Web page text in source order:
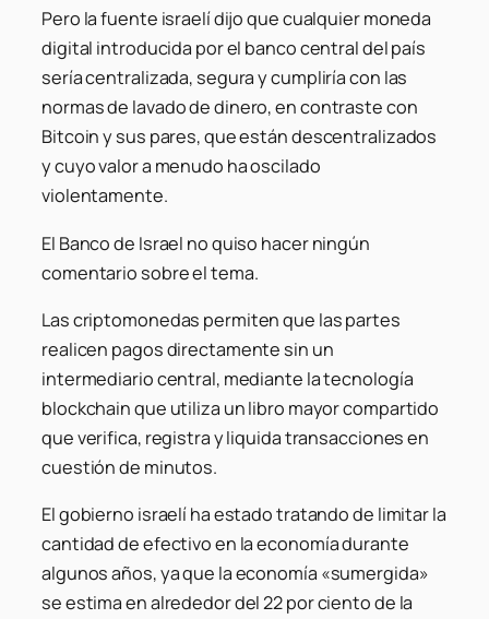
Pero la fuente israelí dijo que cualquier moneda
digital introducida por el banco central del país
sería centralizada, segura y cumpliría con las
normas de lavado de dinero, en contraste con
Bitcoin y sus pares, que están descentralizados
y cuyo valor a menudo ha oscilado
violentamente.
El Banco de Israel no quiso hacer ningún
comentario sobre el tema.
Las criptomonedas permiten que las partes
realicen pagos directamente sin un
intermediario central, mediante la tecnología
blockchain que utiliza un libro mayor compartido
que verifica, registra y liquida transacciones en
cuestión de minutos.
El gobierno israelí ha estado tratando de limitar la
cantidad de efectivo en la economía durante
algunos años, ya que la economía «sumergida»
se estima en alrededor del 22 por ciento de la